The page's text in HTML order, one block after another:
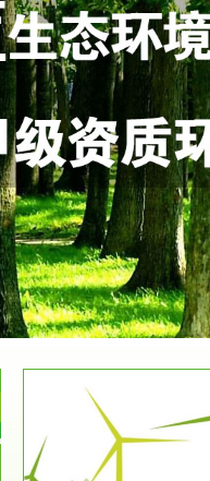
服